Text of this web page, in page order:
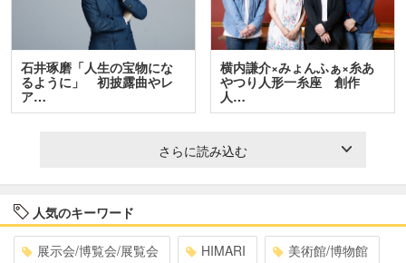
石井琢磨「人生の宝物にな
るように」 初披露曲やレ
ア…
横内謙介×みょんふぁ×糸あ
やつり人形一糸座 創作
人…
さらに読み込む
人気のキーワード
展示会/博覧会/展覧会 HIMARI 美術館/博物館